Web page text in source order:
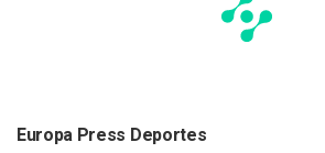
Europa Press Deportes